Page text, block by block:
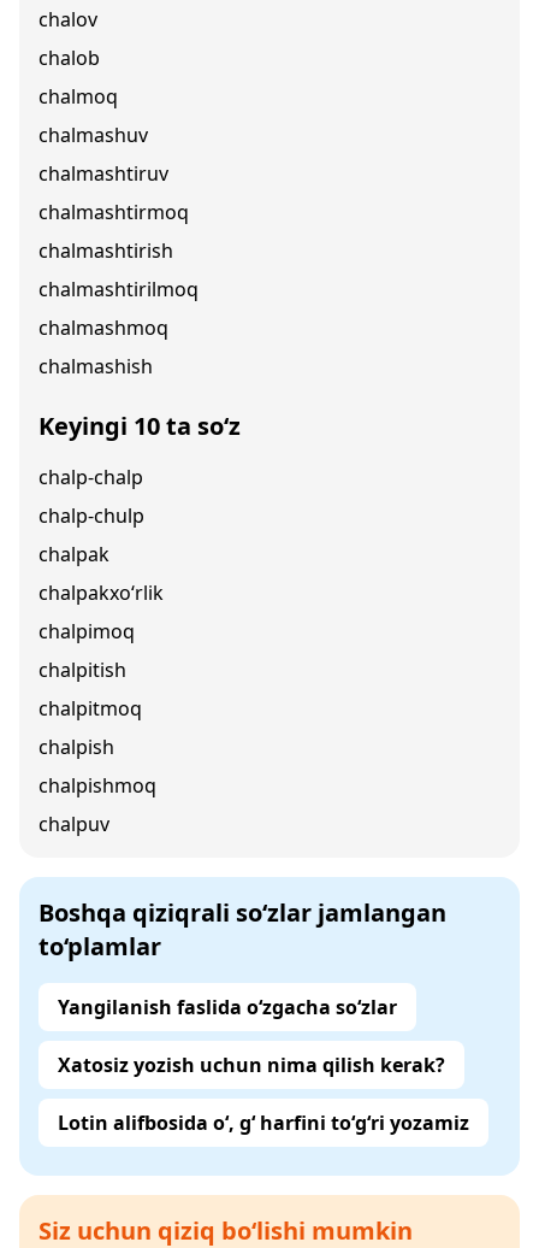
chalov
chalob
chalmoq
chalmashuv
chalmashtiruv
chalmashtirmoq
chalmashtirish
chalmashtirilmoq
chalmashmoq
chalmashish
Keyingi 10 ta so‘z
chalp-chalp
chalp-chulp
chalpak
chalpakxo‘rlik
chalpimoq
chalpitish
chalpitmoq
chalpish
chalpishmoq
chalpuv
Boshqa qiziqrali so‘zlar jamlangan
to‘plamlar
Yangilanish faslida o‘zgacha so‘zlar
Xatosiz yozish uchun nima qilish kerak?
Lotin alifbosida o‘, g‘ harfini to‘g‘ri yozamiz
Siz uchun qiziq bo‘lishi mumkin